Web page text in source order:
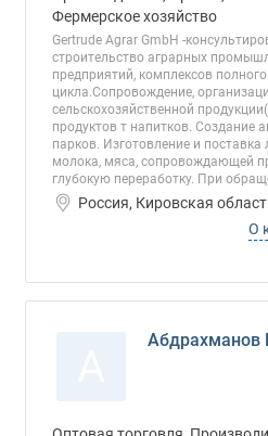
Фермерское хозяйство
Gertrude Agrar GmbH -
строительство аграрных
предприятий, комплексов
цикла.Сопровождение,
сельскохозяйственной
продуктов т напитков. Создание
парков. Изготовление и поставка
молока, мяса, сопровождающей
глубокую переработку. При
Россия, Кировская
О
Абдрахманов